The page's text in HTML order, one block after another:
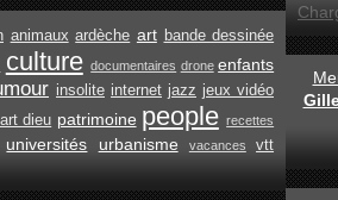
animaux ardèche art bande dessinée
culture documentaires drone enfants
insolite internet jazz jeux vidéo
dieu patrimoine people recettes
universités urbanisme vacances vtt